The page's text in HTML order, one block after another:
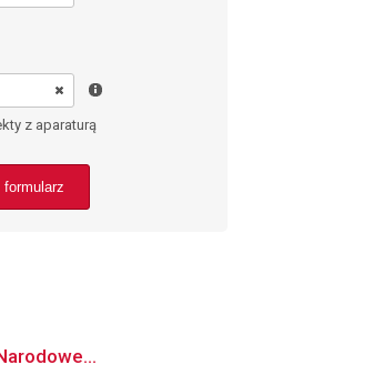
z aparaturą